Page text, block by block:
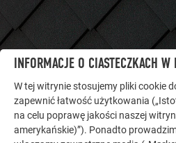
INFORMACJE O CIASTECZKACH W
W tej witrynie stosujemy pliki cookie
zapewnić łatwość użytkowania
na celu poprawę jakości naszej
amerykańskie)”). Ponadto